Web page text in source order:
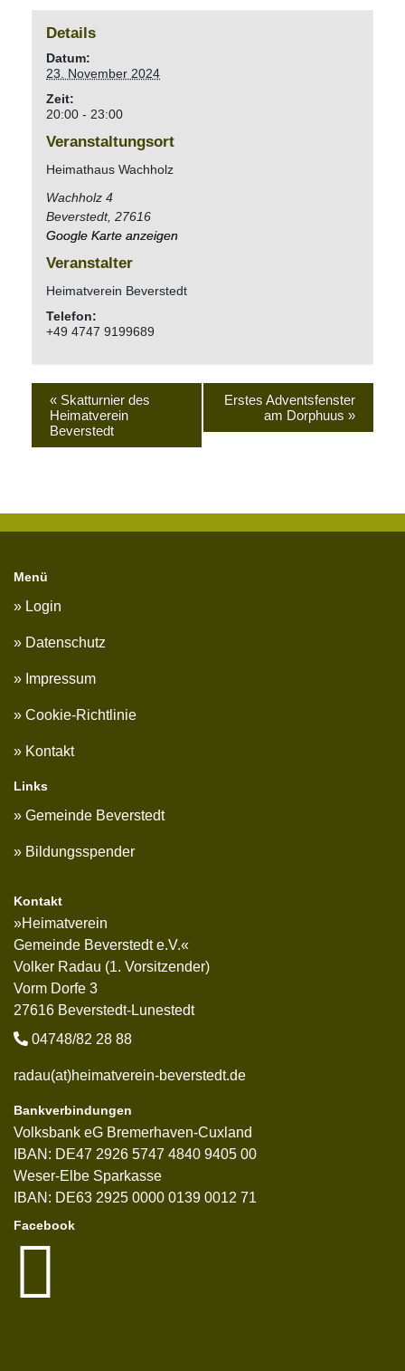
Details
Datum:
23. November 2024
Zeit:
20:00 - 23:00
Veranstaltungsort
Heimathaus Wachholz
Wachholz 4
Beverstedt, 27616
Google Karte anzeigen
Veranstalter
Heimatverein Beverstedt
Telefon:
+49 4747 9199689
« Skatturnier des
Heimatverein
Beverstedt
Erstes Adventsfenster
am Dorphuus »
Menü
Login
Datenschutz
Impressum
Cookie-Richtlinie
Kontakt
Links
Gemeinde Beverstedt
Bildungsspender
Kontakt
»Heimatverein
Gemeinde Beverstedt e.V.«
Volker Radau (1. Vorsitzender)
Vorm Dorfe 3
27616 Beverstedt-Lunestedt
04748/82 28 88
radau(at)heimatverein-beverstedt.de
Bankverbindungen
Volksbank eG Bremerhaven-Cuxland
IBAN: DE47 2926 5747 4840 9405 00
Weser-Elbe Sparkasse
IBAN: DE63 2925 0000 0139 0012 71
Facebook